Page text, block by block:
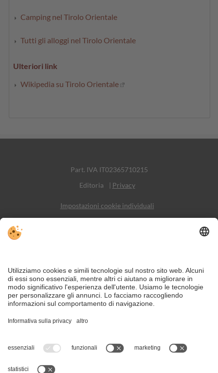
Camping nel Tirolo Orientale
Tutti gli alloggi nel Tirolo Orientale
Ulteriori link
Wikipedia su Tirolo Orientale
Part. IVA IT02365710215
Editoria
| Privacy
Impostazioni cookie individuali
Social Media
Nonostante il lavoro accurato e il costante aggiornamento dei contenuti,
posto all'organizzatore.
Panorama top, alloggi top - a Untertilliach l'eccellenza è dentro e